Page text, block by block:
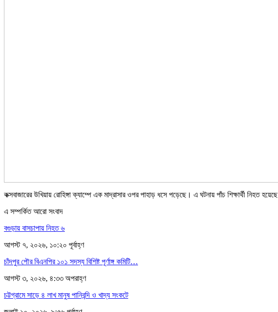
কক্সবাজারের উখিয়ায় রোহিঙ্গা ক্যাম্পে এক মাদ্রাসার ওপর পাহাড় ধসে পড়েছে। এ ঘটনায় পাঁচ শিক্ষার্থী
এ সম্পর্কিত আরো সংবাদ
বগুড়ায় বাসচাপায় নিহত ৬
আগস্ট ৭, ২০২৬, ১০:২০ পূর্বাহ্ণ
চাঁদপুর পৌর বিএনপির ১০১ সদস্য বিশিষ্ট পূর্ণাঙ্গ কমিটি…
আগস্ট ৩, ২০২৬, ৪:৩৩ অপরাহ্ণ
চট্টগ্রামে সাড়ে ৪ লাখ মানুষ পানিবন্দি ও খাদ্য সংকটে